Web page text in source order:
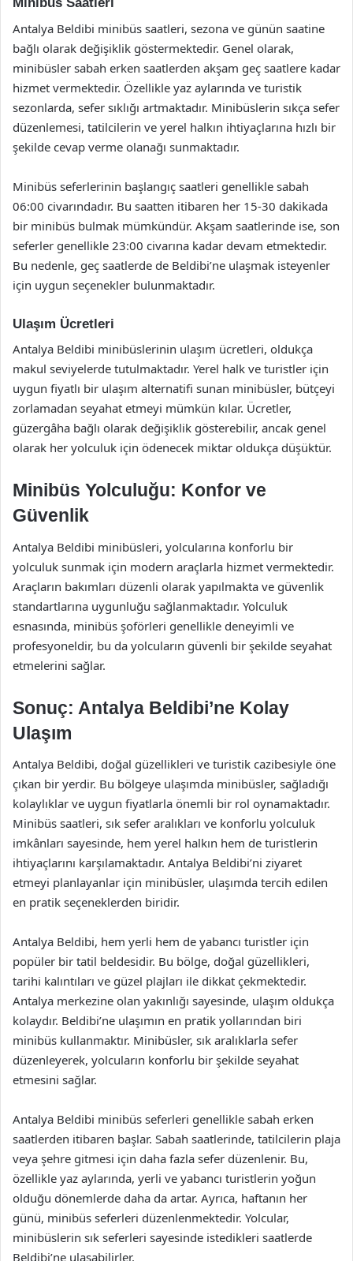
Antalya Beldibi minibüs saatleri, sezona ve günün saatine
bağlı olarak değişiklik göstermektedir. Genel olarak,
minibüsler sabah erken saatlerden akşam geç saatlere kadar
hizmet vermektedir. Özellikle yaz aylarında ve turistik
sezonlarda, sefer sıklığı artmaktadır. Minibüslerin sıkça sefer
düzenlemesi, tatilcilerin ve yerel halkın ihtiyaçlarına hızlı bir
şekilde cevap verme olanağı sunmaktadır.
Minibüs seferlerinin başlangıç saatleri genellikle sabah
06:00 civarındadır. Bu saatten itibaren her 15-30 dakikada
bir minibüs bulmak mümkündür. Akşam saatlerinde ise, son
seferler genellikle 23:00 civarına kadar devam etmektedir.
Bu nedenle, geç saatlerde de Beldibi’ne ulaşmak isteyenler
için uygun seçenekler bulunmaktadır.
Ulaşım Ücretleri
Antalya Beldibi minibüslerinin ulaşım ücretleri, oldukça
makul seviyelerde tutulmaktadır. Yerel halk ve turistler için
uygun fiyatlı bir ulaşım alternatifi sunan minibüsler, bütçeyi
zorlamadan seyahat etmeyi mümkün kılar. Ücretler,
güzergâha bağlı olarak değişiklik gösterebilir, ancak genel
olarak her yolculuk için ödenecek miktar oldukça düşüktür.
Minibüs Yolculuğu: Konfor ve
Güvenlik
Antalya Beldibi minibüsleri, yolcularına konforlu bir
yolculuk sunmak için modern araçlarla hizmet vermektedir.
Araçların bakımları düzenli olarak yapılmakta ve güvenlik
standartlarına uygunluğu sağlanmaktadır. Yolculuk
esnasında, minibüs şoförleri genellikle deneyimli ve
profesyoneldir, bu da yolcuların güvenli bir şekilde seyahat
etmelerini sağlar.
Sonuç: Antalya Beldibi’ne Kolay
Ulaşım
Antalya Beldibi, doğal güzellikleri ve turistik cazibesiyle öne
çıkan bir yerdir. Bu bölgeye ulaşımda minibüsler, sağladığı
kolaylıklar ve uygun fiyatlarla önemli bir rol oynamaktadır.
Minibüs saatleri, sık sefer aralıkları ve konforlu yolculuk
imkânları sayesinde, hem yerel halkın hem de turistlerin
ihtiyaçlarını karşılamaktadır. Antalya Beldibi’ni ziyaret
etmeyi planlayanlar için minibüsler, ulaşımda tercih edilen
en pratik seçeneklerden biridir.
Antalya Beldibi, hem yerli hem de yabancı turistler için
popüler bir tatil beldesidir. Bu bölge, doğal güzellikleri,
tarihi kalıntıları ve güzel plajları ile dikkat çekmektedir.
Antalya merkezine olan yakınlığı sayesinde, ulaşım oldukça
kolaydır. Beldibi’ne ulaşımın en pratik yollarından biri
minibüs kullanmaktır. Minibüsler, sık aralıklarla sefer
düzenleyerek, yolcuların konforlu bir şekilde seyahat
etmesini sağlar.
Antalya Beldibi minibüs seferleri genellikle sabah erken
saatlerden itibaren başlar. Sabah saatlerinde, tatilcilerin plaja
veya şehre gitmesi için daha fazla sefer düzenlenir. Bu,
özellikle yaz aylarında, yerli ve yabancı turistlerin yoğun
olduğu dönemlerde daha da artar. Ayrıca, haftanın her
günü, minibüs seferleri düzenlenmektedir. Yolcular,
minibüslerin sık seferleri sayesinde istedikleri saatlerde
Beldibi’ne ulaşabilirler.